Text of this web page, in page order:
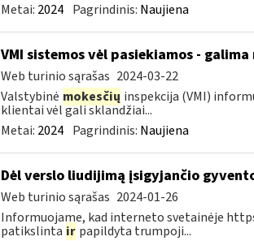
Metai: 2024 Pagrindinis: Naujiena
VMI sistemos vėl pasiekiamos -
Web turinio sąrašas 2024-03-22
Valstybinė mokesčių inspekcija (VMI)
klientai vėl gali sklandžiai...
Metai: 2024 Pagrindinis: Naujiena
Dėl verslo liudijimą įsigyjančio
Web turinio sąrašas 2024-01-26
Informuojame, kad interneto svetainėje
patikslinta ir papildyta trumpoji...